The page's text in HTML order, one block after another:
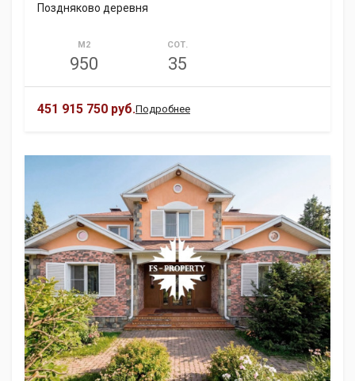
Поздняково деревня
М2
950
СОТ.
35
451 915 750 руб.Подробнее